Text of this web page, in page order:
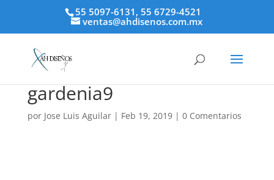
55 5097-6131, 55 6729-4521
ventas@ahdisenos.com.mx
gardenia9
por Jose Luis Aguilar| Feb 19, 2019| 0 Comentarios